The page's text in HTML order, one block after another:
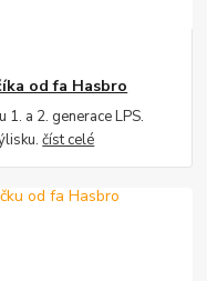
od fa Hasbro
1. a 2. generace LPS.
číst celé